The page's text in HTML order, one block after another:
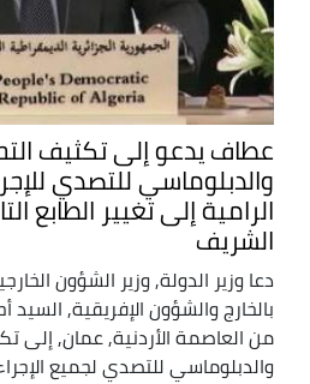
عطاف يدعو إلى تكثيف
والدبلوماسي للتصدي
الرامية إلى تغيير الطابع
الشريف
دعا وزير الدولة, وزير الشؤون
بالخارج والشؤون الإفريقية, السيد
من العاصمة الأردنية, عمان, إلى
والدبلوماسي للتصدي لجميع